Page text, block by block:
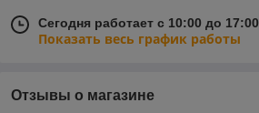
Сегодня работает с 10:00 до 17:00
Показать весь график работы
Отзывы о магазине